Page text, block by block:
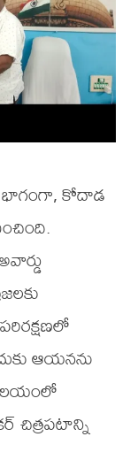
భాగంగా, కోదాడ
ఆయనను
చిత్రపటాన్ని